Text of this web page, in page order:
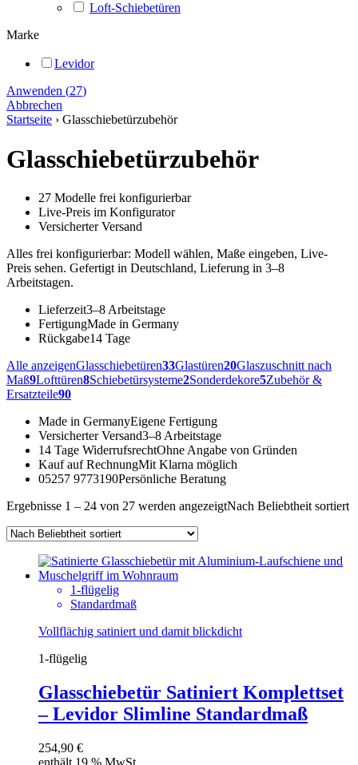
Loft-Schiebetüren
Marke
Levidor
Anwenden (27)
Abbrechen
Startseite › Glasschiebetürzubehör
Glasschiebetürzubehör
27 Modelle frei konfigurierbar
Live-Preis im Konfigurator
Versicherter Versand
Alles frei konfigurierbar: Modell wählen, Maße eingeben, Live-
Preis sehen. Gefertigt in Deutschland, Lieferung in 3–8
Arbeitstagen.
Lieferzeit3–8 Arbeitstage
FertigungMade in Germany
Rückgabe14 Tage
Alle anzeigenGlasschiebetüren33Glastüren20Glaszuschnitt nach
Maß9Lofttüren8Schiebetürsysteme2Sonderdekore5Zubehör &
Ersatzteile90
Made in GermanyEigene Fertigung
Versicherter Versand3–8 Arbeitstage
14 Tage WiderrufsrechtOhne Angabe von Gründen
Kauf auf RechnungMit Klarna möglich
05257 9773190Persönliche Beratung
Ergebnisse 1 – 24 von 27 werden angezeigtNach Beliebtheit sortiert
1-flügelig
Standardmaß
Vollflächig satiniert und damit blickdicht
1-flügelig
Glasschiebetür Satiniert Komplettset
– Levidor Slimline Standardmaß
254,90 €
enthält 19 % MwSt.